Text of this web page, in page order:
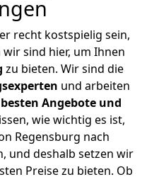
recht kostspielig sein,
sind hier, um Ihnen
zu bieten. Wir sind die
und arbeiten
Angebote und
wie wichtig es ist,
Regensburg nach
und deshalb setzen wir
Preise zu bieten. Ob